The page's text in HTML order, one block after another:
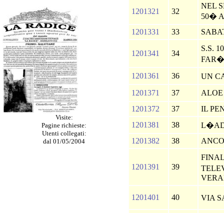
Visite:
Pagine richieste:
Utenti collegati:
dal 01/05/2004
1201321 32
NEL
50�
1201331
33
1201341 34
S.S.
1201361
36
UN
1201371
37
1201372
37
IL
1201381
38
1201382
38
1201391 39
1201401 40 VIA